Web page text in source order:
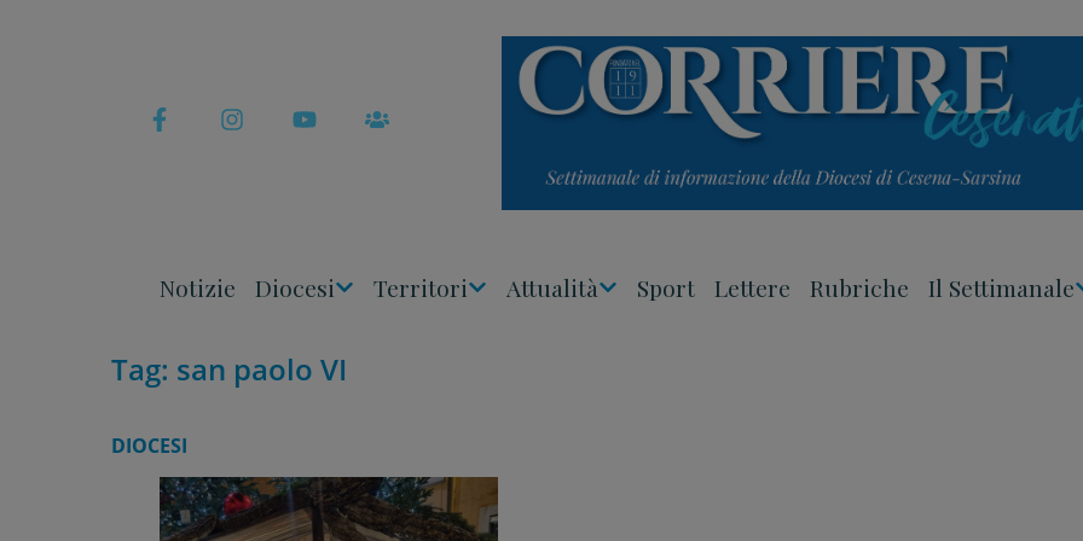
Notizie Diocesi Territori Attualità Sport Lettere Rubriche Il Settimanale
Tag: san paolo VI
DIOCESI